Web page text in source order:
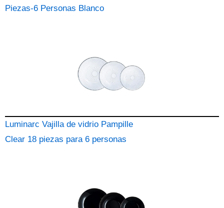
Piezas-6 Personas Blanco
Luminarc Vajilla de vidrio Pampille
Clear 18 piezas para 6 personas